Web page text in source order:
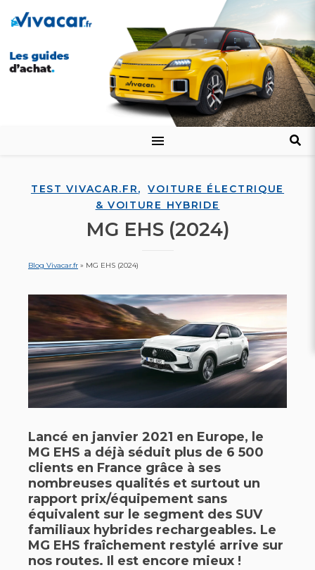
TEST VIVACAR.FR,VOITURE ÉLECTRIQUE
& VOITURE HYBRIDE
MG EHS (2024)
Blog Vivacar.fr » MG EHS (2024)
Lancé en janvier 2021 en Europe, le
MG EHS a déjà séduit plus de 6 500
clients en France grâce à ses
nombreuses qualités et surtout un
rapport prix/équipement sans
équivalent sur le segment des SUV
familiaux hybrides rechargeables. Le
MG EHS fraîchement restylé arrive sur
nos routes. Il est encore mieux !